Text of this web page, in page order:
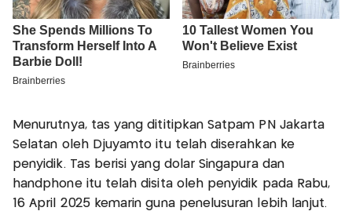
Menurutnya, tas yang dititipkan Satpam PN Jakarta
Selatan oleh Djuyamto itu telah diserahkan ke
penyidik. Tas berisi yang dolar Singapura dan
handphone itu telah disita oleh penyidik pada Rabu,
16 April 2025 kemarin guna penelusuran lebih lanjut.